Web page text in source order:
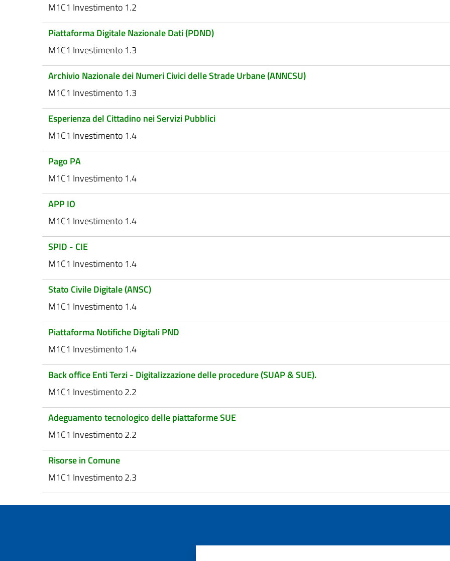
M1C1 Investimento 1.2
Piattaforma Digitale Nazionale Dati (PDND)
M1C1 Investimento 1.3
Archivio Nazionale dei Numeri Civici delle Strade Urbane (ANNCSU)
M1C1 Investimento 1.3
Esperienza del Cittadino nei Servizi Pubblici
M1C1 Investimento 1.4
Pago PA
M1C1 Investimento 1.4
APP IO
M1C1 Investimento 1.4
SPID - CIE
M1C1 Investimento 1.4
Stato Civile Digitale (ANSC)
M1C1 Investimento 1.4
Piattaforma Notifiche Digitali PND
M1C1 Investimento 1.4
Back office Enti Terzi - Digitalizzazione delle procedure (SUAP & SUE).
M1C1 Investimento 2.2
Adeguamento tecnologico delle piattaforme SUE
M1C1 Investimento 2.2
Risorse in Comune
M1C1 Investimento 2.3